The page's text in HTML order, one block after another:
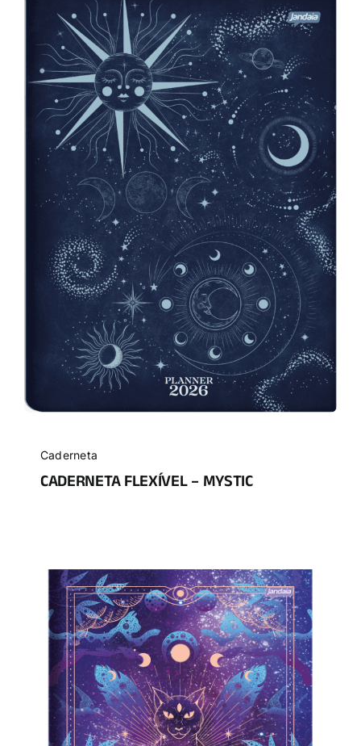
Caderneta
CADERNETA FLEXÍVEL – MYSTIC